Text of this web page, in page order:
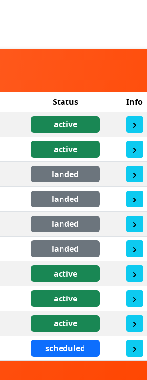
Status Info
active
active
landed
landed
landed
landed
active
active
active
scheduled